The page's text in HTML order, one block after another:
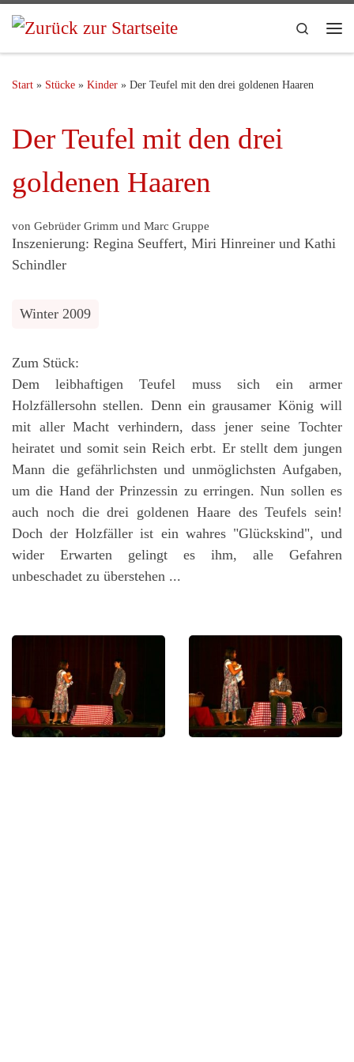
Search
Start » Stücke » Kinder » Der Teufel mit den drei goldenen Haaren
Der Teufel mit den drei
goldenen Haaren
von Gebrüder Grimm und Marc Gruppe
Inszenierung: Regina Seuffert, Miri Hinreiner und Kathi
Schindler
Winter 2009
Zum Stück:
Dem leibhaftigen Teufel muss sich ein armer
Holzfällersohn stellen. Denn ein grausamer König will
mit aller Macht verhindern, dass jener seine Tochter
heiratet und somit sein Reich erbt. Er stellt dem jungen
Mann die gefährlichsten und unmöglichsten Aufgaben,
um die Hand der Prinzessin zu erringen. Nun sollen es
auch noch die drei goldenen Haare des Teufels sein!
Doch der Holzfäller ist ein wahres "Glückskind", und
wider Erwarten gelingt es ihm, alle Gefahren
unbeschadet zu überstehen ...